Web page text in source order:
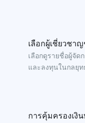
เลือกผู้เชี่ยวชา
เลือกดูรายชื่อผู้จัด
และลงทุนในกลยุท
การคุ้มครองเงิ